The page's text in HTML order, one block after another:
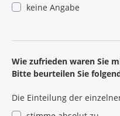
keine Angabe
Wie zufrieden waren Sie
Bitte beurteilen Sie
Die Einteilung der